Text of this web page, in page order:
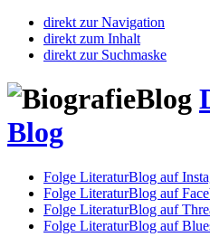
direkt zur Navigation
direkt zum Inhalt
direkt zur Suchmaske
Blog
Folge LiteraturBlog auf
Folge LiteraturBlog auf
Folge LiteraturBlog auf
Folge LiteraturBlog auf